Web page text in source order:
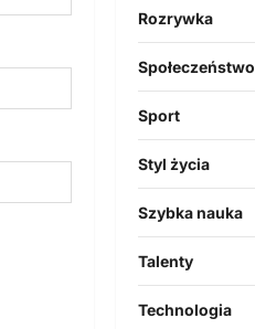
Rozrywka
Społeczeństwo
Sport
Styl życia
Szybka nauka
Talenty
Technologia